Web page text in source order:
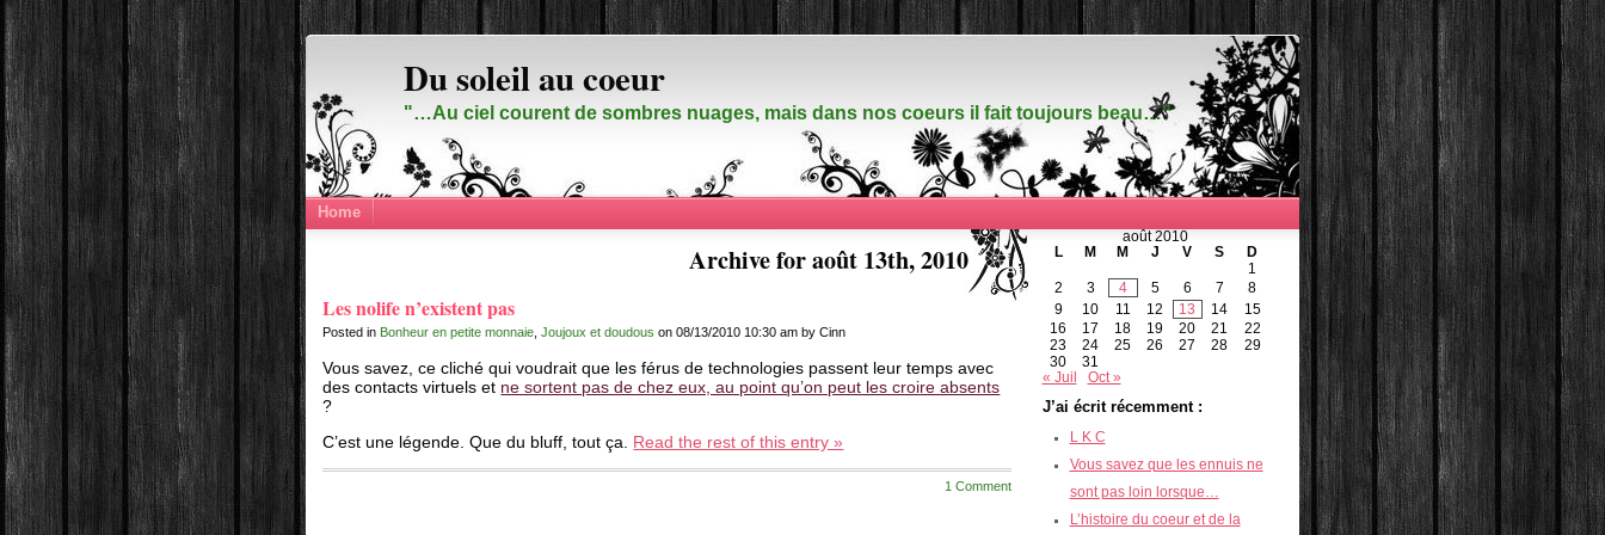
Du soleil au coeur
"…Au ciel courent de sombres nuages, mais dans nos coeurs il fait toujours beau…"
Home
Archive for août 13th, 2010
Les nolife n’existent pas
Posted in Bonheur en petite monnaie ,Joujoux et doudous on 08/13/2010 10:30 am by Cinn
Vous savez, ce cliché qui voudrait que les férus de technologies passent leur temps avec
des contacts virtuels et ne sortent pas de chez eux, au point qu’on peut les croire absents
?
C’est une légende. Que du bluff, tout ça. Read the rest of this entry »
1 Comment
août 2010
L
M M J V S
D
1
2
3 4 5 6 7
8
9
10 11 12 13 14
15
16
17 18 19 20 21
22
23
24 25 26 27 28
29
30
31
« Juil
Oct »
J’ai écrit récemment :
L K C
Vous savez que les ennuis ne
sont pas loin lorsque…
L’histoire du coeur et de la